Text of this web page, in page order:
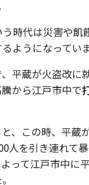
時代は災害や飢
ようになってい
平蔵が火盗改に
から江戸市中で
と、この時、平蔵
人を引き連れて
って江戸市中に